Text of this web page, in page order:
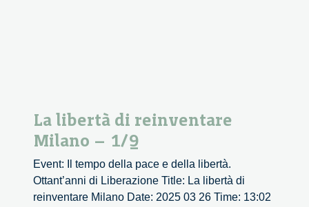
La libertà di reinventare
Milano – 1/9
Event: Il tempo della pace e della libertà.
Ottant’anni di Liberazione Title: La libertà di
reinventare Milano Date: 2025 03 26 Time: 13:02